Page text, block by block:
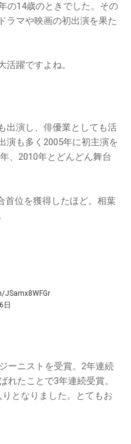
の14歳のときでした。その
ラマや映画の初出演を果た
活躍ですよね。
出演し、俳優業としても活
演も多く2005年に初主演を
、2010年とどんどん舞台
首位を獲得したほど。相葉
JSamx8WFGr
日
ーニストを受賞。2年連続
れたことで3年連続受賞。
となりました。とてもお